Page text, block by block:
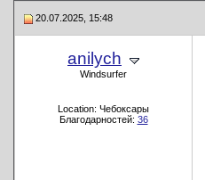
20.07.2025, 15:48
anilych
Windsurfer
Location: Чебоксары
Благодарностей: 36